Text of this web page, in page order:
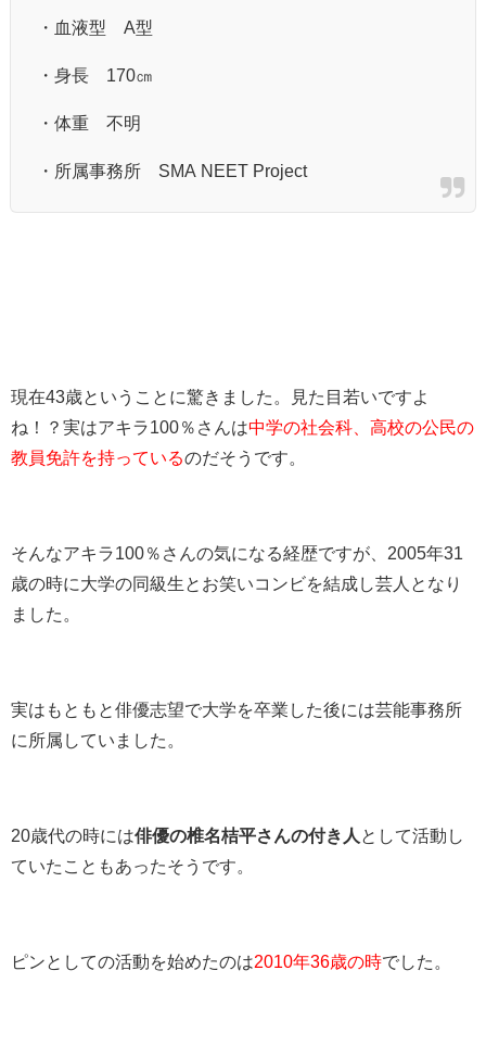
・血液型 A型
・身長 170㎝
・体重 不明
・所属事務所 SMA NEET Project
現在43歳ということに驚きました。見た目若いですよ
ね！？実はアキラ100％さんは中学の社会科、高校の公民の
教員免許を持っているのだそうです。
そんなアキラ100％さんの気になる経歴ですが、2005年31
歳の時に大学の同級生とお笑いコンビを結成し芸人となり
ました。
実はもともと俳優志望で大学を卒業した後には芸能事務所
に所属していました。
20歳代の時には俳優の椎名桔平さんの付き人 として活動し
ていたこともあったそうです。
ピンとしての活動を始めたのは2010年36歳の時でした。